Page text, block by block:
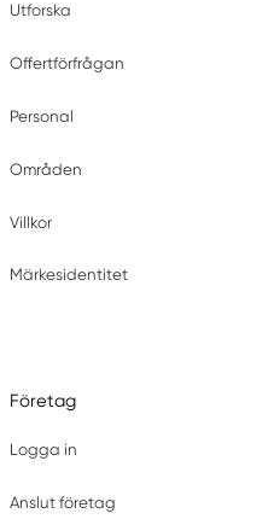
Utforska
Offertförfrågan
Personal
Områden
Villkor
Märkesidentitet
Företag
Logga in
Anslut företag